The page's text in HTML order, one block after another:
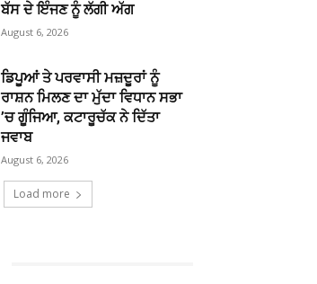
ਬੱਸ ਦੇ ਇੰਜਣ ਨੂੰ ਲੱਗੀ ਅੱਗ
August 6, 2026
ਡਿਪੂਆਂ ਤੇ ਪਰਵਾਸੀ ਮਜ਼ਦੂਰਾਂ ਨੂੰ
ਰਾਸ਼ਨ ਮਿਲਣ ਦਾ ਮੁੱਦਾ ਵਿਧਾਨ ਸਭਾ
’ਚ ਗੂੰਜਿਆ, ਕਟਾਰੂਚੱਕ ਨੇ ਦਿੱਤਾ
ਜਵਾਬ
August 6, 2026
Load more